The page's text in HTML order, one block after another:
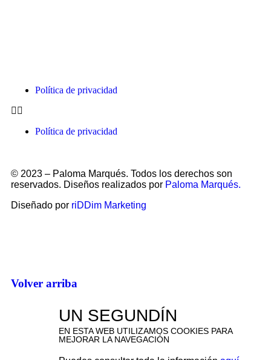
Política de privacidad
Política de privacidad
© 2023 – Paloma Marqués. Todos los derechos son
reservados. Diseños realizados por Paloma Marqués.
Diseñado por riDDim Marketing
Volver arriba
UN SEGUNDÍN
EN ESTA WEB UTILIZAMOS COOKIES PARA
MEJORAR LA NAVEGACIÓN